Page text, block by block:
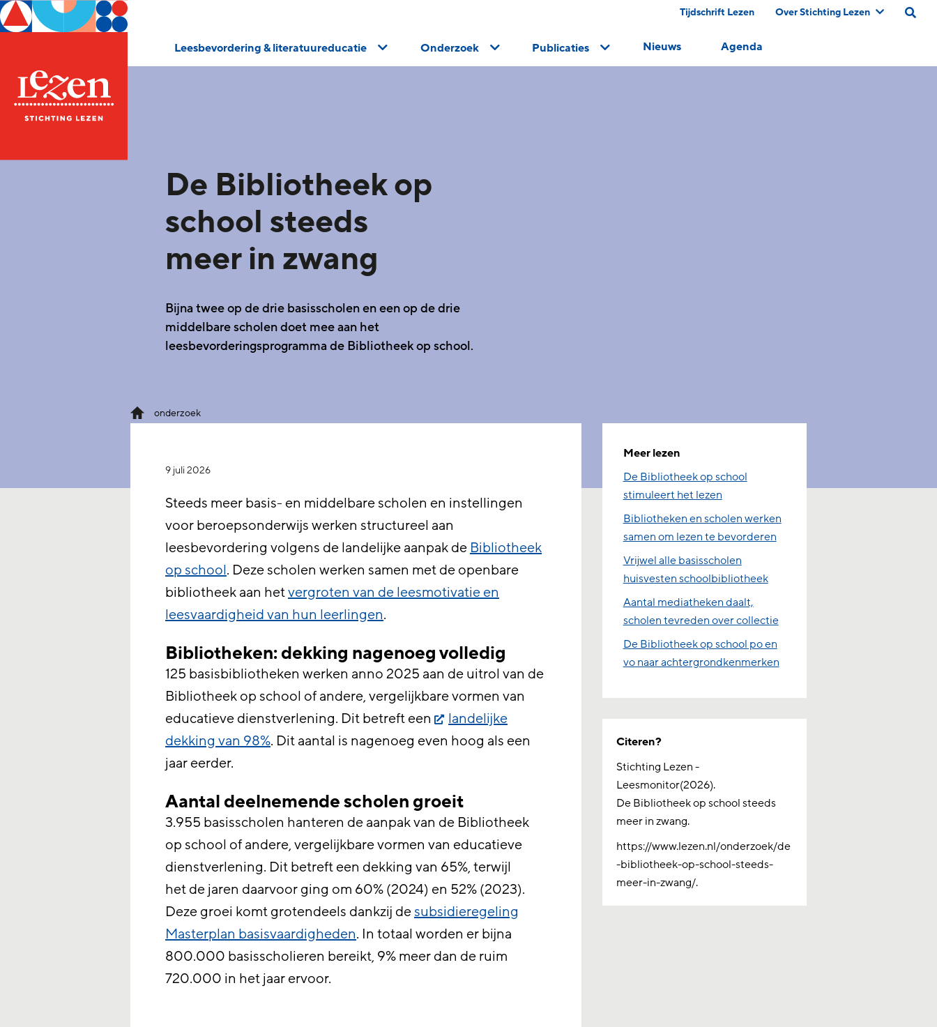
Tijdschrift Lezen Over Stichting Lezen
Leesbevordering & literatuureducatie Onderzoek Publicaties Nieuws Agenda
De Bibliotheek op
school steeds
meer in zwang
Bijna twee op de drie basisscholen en een op de drie
middelbare scholen doet mee aan het
leesbevorderingsprogramma de Bibliotheek op school.
onderzoek
Meer lezen
De Bibliotheek op school
stimuleert het lezen
Bibliotheken en scholen werken
samen om lezen te bevorderen
Vrijwel alle basisscholen
huisvesten schoolbibliotheek
Aantal mediatheken daalt,
scholen tevreden over collectie
De Bibliotheek op school po en
vo naar achtergrondkenmerken
Citeren?
Stichting Lezen -
Leesmonitor(2026).
De Bibliotheek op school steeds
meer in zwang.
https://www.lezen.nl/onderzoek/de
-bibliotheek-op-school-steeds-
meer-in-zwang/.
9 juli 2026
Steeds meer basis- en middelbare scholen en instellingen
voor beroepsonderwijs werken structureel aan
leesbevordering volgens de landelijke aanpak de Bibliotheek
op school. Deze scholen werken samen met de openbare
bibliotheek aan hetvergroten van de leesmotivatie en
leesvaardigheid van hun leerlingen.
Bibliotheken: dekking nagenoeg volledig
125 basisbibliotheken werken anno 2025 aan de uitrol van de
Bibliotheek op school of andere, vergelijkbare vormen van
educatieve dienstverlening. Dit betreft een
landelijke
dekking van 98%. Dit aantal is nagenoeg even hoog als een
jaar eerder.
Aantal deelnemende scholen groeit
3.955 basisscholen hanteren de aanpak van de Bibliotheek
op school of andere, vergelijkbare vormen van educatieve
dienstverlening. Dit betreft een dekking van 65%, terwijl
het de jaren daarvoor ging om 60% (2024) en 52% (2023).
Deze groei komt grotendeels dankzij desubsidieregeling
Masterplan basisvaardigheden. In totaal worden er bijna
800.000 basisscholieren bereikt, 9% meer dan de ruim
720.000 in het jaar ervoor.